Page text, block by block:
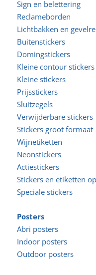
Sign en belettering
Reclameborden
Lichtbakken en
Buitenstickers
Domingstickers
Kleine contour stickers
Kleine stickers
Prijsstickers
Sluitzegels
Verwijderbare stickers
Stickers groot formaat
Wijnetiketten
Neonstickers
Actiestickers
Stickers en etiketten
Speciale stickers
Posters
Abri posters
Indoor posters
Outdoor posters